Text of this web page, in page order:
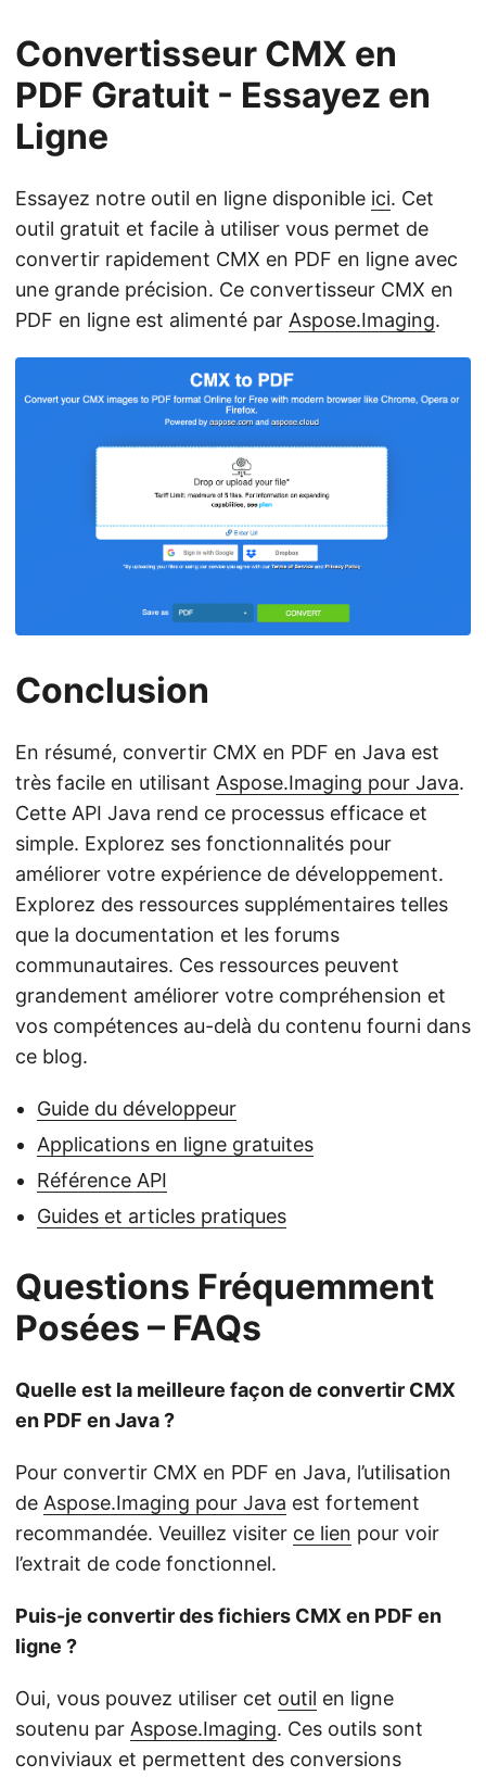
Convertisseur CMX en
PDF Gratuit - Essayez en
Ligne
Essayez notre outil en ligne disponible ici. Cet
outil gratuit et facile à utiliser vous permet de
convertir rapidement CMX en PDF en ligne avec
une grande précision. Ce convertisseur CMX en
PDF en ligne est alimenté par Aspose.Imaging.
Conclusion
En résumé, convertir CMX en PDF en Java est
très facile en utilisant Aspose.Imaging pour Java.
Cette API Java rend ce processus efficace et
simple. Explorez ses fonctionnalités pour
améliorer votre expérience de développement.
Explorez des ressources supplémentaires telles
que la documentation et les forums
communautaires. Ces ressources peuvent
grandement améliorer votre compréhension et
vos compétences au-delà du contenu fourni dans
ce blog.
Guide du développeur
Applications en ligne gratuites
Référence API
Guides et articles pratiques
Questions Fréquemment
Posées – FAQs
Quelle est la meilleure façon de convertir CMX
en PDF en Java ?
Pour convertir CMX en PDF en Java, l’utilisation
de Aspose.Imaging pour Java est fortement
recommandée. Veuillez visiter ce lien pour voir
l’extrait de code fonctionnel.
Puis-je convertir des fichiers CMX en PDF en
ligne ?
Oui, vous pouvez utiliser cet outil en ligne
soutenu par Aspose.Imaging. Ces outils sont
conviviaux et permettent des conversions